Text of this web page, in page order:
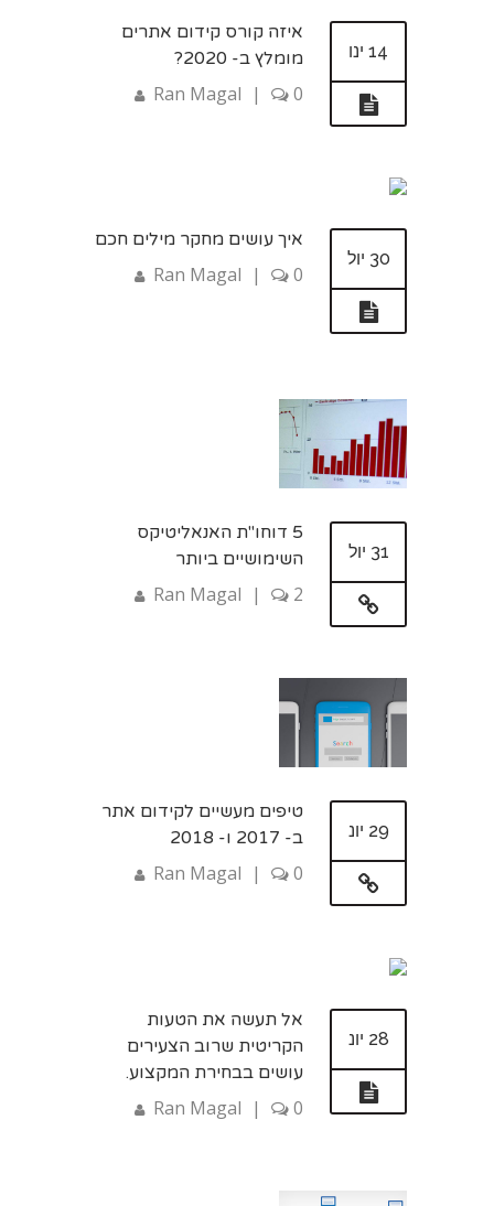
14 ינו
איזה קורס קידום אתרים
מומלץ ב- 2020?
Ran Magal | 0
30 יול
איך עושים מחקר מילים חכם
Ran Magal | 0
31 יול
5 דוחו"ת האנאליטיקס
השימושיים ביותר
Ran Magal | 2
29 יונ
טיפים מעשיים לקידום אתר
ב- 2017 ו- 2018
Ran Magal | 0
28 יונ
אל תעשה את הטעות
הקריטית שרוב הצעירים
עושים בבחירת המקצוע.
Ran Magal | 0